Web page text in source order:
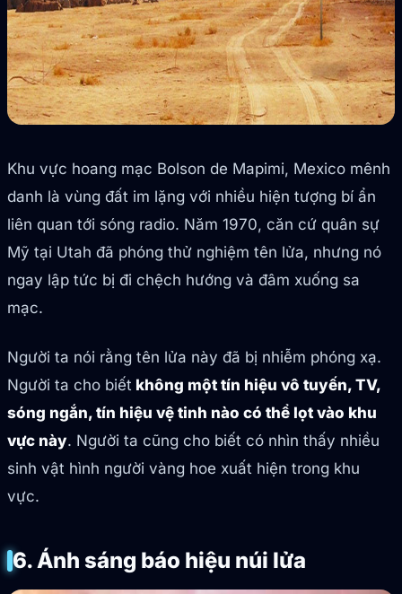
Khu vực hoang mạc Bolson de Mapimi, Mexico mênh
danh là vùng đất im lặng với nhiều hiện tượng bí ẩn
liên quan tới sóng radio. Năm 1970, căn cứ quân sự
Mỹ tại Utah đã phóng thử nghiệm tên lửa, nhưng nó
ngay lập tức bị đi chệch hướng và đâm xuống sa
mạc.
Người ta nói rằng tên lửa này đã bị nhiễm phóng xạ.
Người ta cho biết không một tín hiệu vô tuyến, TV,
sóng ngắn, tín hiệu vệ tinh nào có thể lọt vào khu
vực này. Người ta cũng cho biết có nhìn thấy nhiều
sinh vật hình người vàng hoe xuất hiện trong khu
vực.
6. Ánh sáng báo hiệu núi lửa